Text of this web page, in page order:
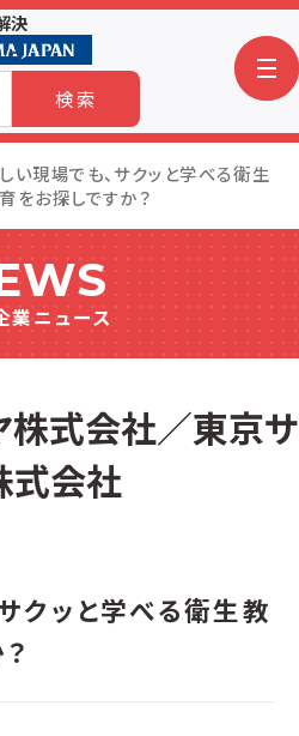
決
検索
い現場でも、サクッと学べる衛生
をお探しですか？
業ニュース
株式会社／東京サ
式会社
クッと学べる衛生教